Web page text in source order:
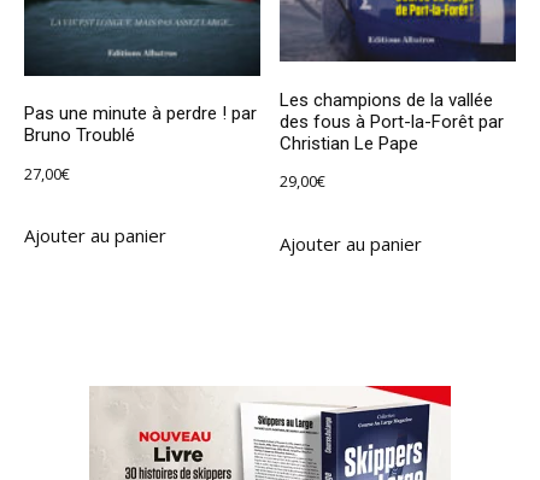
Pas une minute à perdre ! par
Bruno Troublé
27,00€
Ajouter au panier
Les champions de la vallée
des fous à Port-la-Forêt par
Christian Le Pape
29,00€
Ajouter au panier